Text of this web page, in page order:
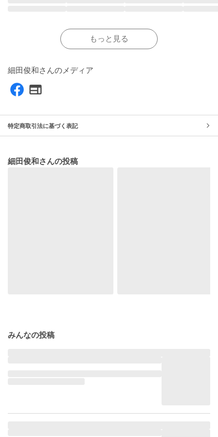
もっと見る
細田俊和さんのメディア
特定商取引法に基づく表記
細田俊和さんの投稿
みんなの投稿